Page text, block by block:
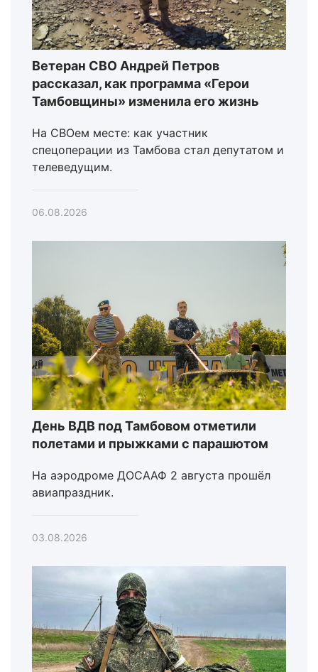
Ветеран СВО Андрей Петров
рассказал, как программа «Герои
Тамбовщины» изменила его жизнь
На СВОем месте: как участник
спецоперации из Тамбова стал депутатом и
телеведущим.
06.08.2026
День ВДВ под Тамбовом отметили
полетами и прыжками с парашютом
На аэродроме ДОСААФ 2 августа прошёл
авиапраздник.
03.08.2026